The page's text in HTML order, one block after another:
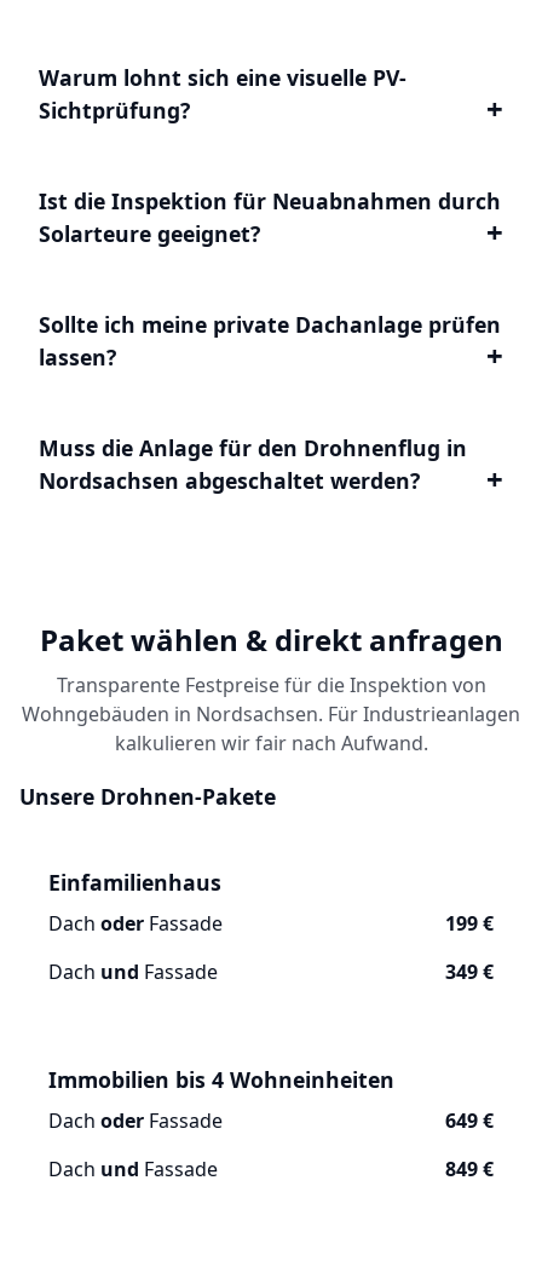
Warum lohnt sich eine visuelle PV-
Sichtprüfung?
Ist die Inspektion für Neuabnahmen durch
Solarteure geeignet?
Sollte ich meine private Dachanlage prüfen
lassen?
Muss die Anlage für den Drohnenflug in
Nordsachsen abgeschaltet werden?
Paket wählen & direkt anfragen
Transparente Festpreise für die Inspektion von
Wohngebäuden in Nordsachsen. Für Industrieanlagen
kalkulieren wir fair nach Aufwand.
Unsere Drohnen-Pakete
Einfamilienhaus
Dach oder Fassade
199 €
Dach und Fassade 349 €
Immobilien bis 4 Wohneinheiten
Dach oder Fassade
649 €
Dach und Fassade 849 €